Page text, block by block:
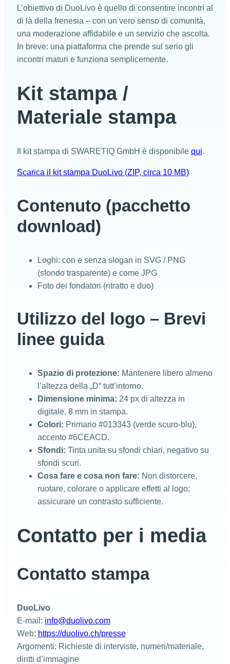
L’obiettivo di DuoLivo è quello di consentire incontri al
di là della frenesia – con un vero senso di comunità,
una moderazione affidabile e un servizio che ascolta.
In breve: una piattaforma che prende sul serio gli
incontri maturi e funziona semplicemente.
Kit stampa /
Materiale stampa
Il kit stampa di SWARETIQ GmbH è disponibile qui.
Scarica il kit stampa DuoLivo (ZIP, circa 10 MB)
Contenuto (pacchetto
download)
Loghi: con e senza slogan in SVG / PNG
(sfondo trasparente) e come JPG
Foto dei fondatori (ritratto e duo)
Utilizzo del logo – Brevi
linee guida
Spazio di protezione: Mantenere libero almeno
l’altezza della „D“ tutt’intorno.
Dimensione minima: 24 px di altezza in
digitale, 8 mm in stampa.
Colori: Primario #013343 (verde scuro-blu),
accento #6CEACD.
Sfondi: Tinta unita su sfondi chiari, negativo su
sfondi scuri.
Cosa fare e cosa non fare: Non distorcere,
ruotare, colorare o applicare effetti al logo;
assicurare un contrasto sufficiente.
Contatto per i media
Contatto stampa
DuoLivo
E-mail: info@duolivo.com
Web: https://duolivo.ch/presse
Argomenti: Richieste di interviste, numeri/materiale,
diritti d’immagine